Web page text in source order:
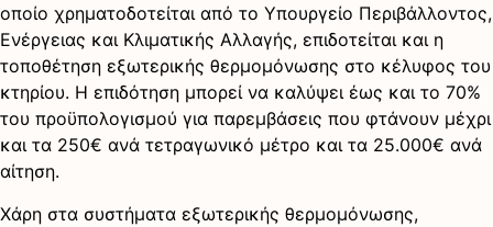
οποίο χρηματοδοτείται από το Υπουργείο Περιβάλλοντος,
Ενέργειας και Κλιματικής Αλλαγής, επιδοτείται και η
τοποθέτηση εξωτερικής θερμομόνωσης στο κέλυφος του
κτηρίου. Η επιδότηση μπορεί να καλύψει έως και το 70%
του προϋπολογισμού για παρεμβάσεις που φτάνουν μέχρι
και τα 250€ ανά τετραγωνικό μέτρο και τα 25.000€ ανά
αίτηση.
Χάρη στα συστήματα εξωτερικής θερμομόνωσης,